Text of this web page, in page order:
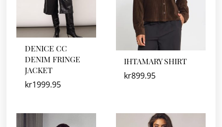
DENICE CC
DENIM FRINGE
JACKET
kr1999.95
IHTAMARY SHIRT
kr899.95